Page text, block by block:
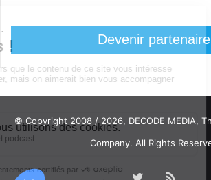
Devenir partenaire
© Copyright 2008 / 2026, DECODE MEDIA,
Company. All Rights
TwitterRSS